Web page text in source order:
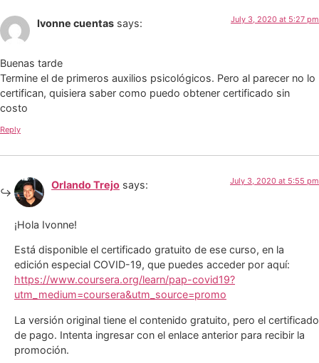
Ivonne cuentas says: July 3, 2020 at 5:27 pm
Buenas tarde
Termine el de primeros auxilios psicológicos. Pero al parecer no lo
certifican, quisiera saber como puedo obtener certificado sin
costo
Reply
Orlando Trejo says: July 3, 2020 at 5:55 pm
¡Hola Ivonne!
Está disponible el certificado gratuito de ese curso, en la
edición especial COVID-19, que puedes acceder por aquí:
https://www.coursera.org/learn/pap-covid19?
utm_medium=coursera&utm_source=promo
La versión original tiene el contenido gratuito, pero el certificado
de pago. Intenta ingresar con el enlace anterior para recibir la
promoción.